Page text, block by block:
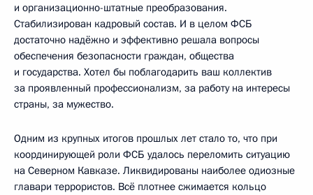
и организационно-штатные преобразования.
Стабилизирован кадровый состав. И в целом ФСБ
достаточно надёжно и эффективно решала вопросы
обеспечения безопасности граждан, общества
и государства. Хотел бы поблагодарить ваш коллектив
за проявленный профессионализм, за работу на интересы
страны, за мужество.
Одним из крупных итогов прошлых лет стало то, что при
координирующей роли ФСБ удалось переломить ситуацию
на Северном Кавказе. Ликвидированы наиболее одиозные
главари террористов. Всё плотнее сжимается кольцо